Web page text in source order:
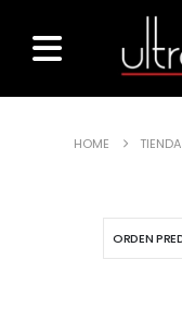
HOME TIENDA